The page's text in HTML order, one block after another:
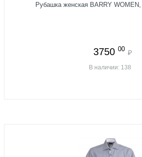
Рубашка женская BARRY
3750 00 ₽
В наличии: 138